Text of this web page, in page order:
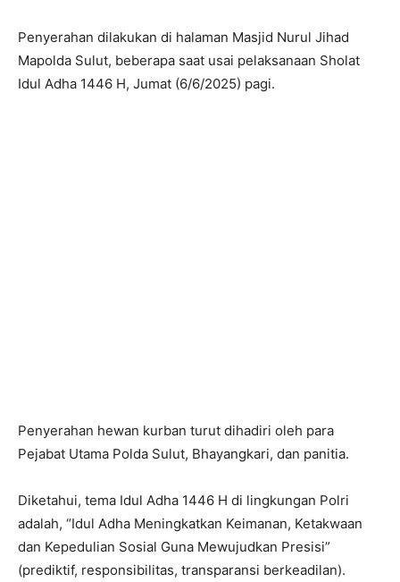
Penyerahan dilakukan di halaman Masjid Nurul Jihad
Mapolda Sulut, beberapa saat usai pelaksanaan Sholat
Idul Adha 1446 H, Jumat (6/6/2025) pagi.
Penyerahan hewan kurban turut dihadiri oleh para
Pejabat Utama Polda Sulut, Bhayangkari, dan panitia.
Diketahui, tema Idul Adha 1446 H di lingkungan Polri
adalah, “Idul Adha Meningkatkan Keimanan, Ketakwaan
dan Kepedulian Sosial Guna Mewujudkan Presisi”
(prediktif, responsibilitas, transparansi berkeadilan).